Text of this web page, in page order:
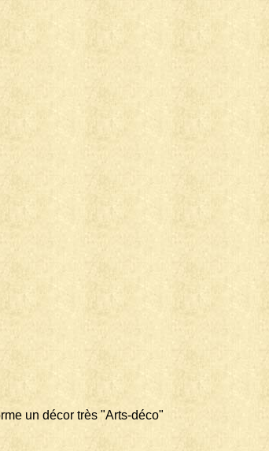
un décor très "Arts-déco"